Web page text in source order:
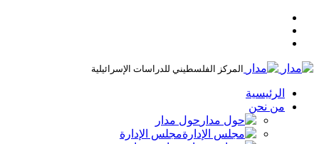
المركز الفلسطيني للدراسات الإسرائيلية
الرئيسية
من نحن
حول مدار
مجلس الإدارة